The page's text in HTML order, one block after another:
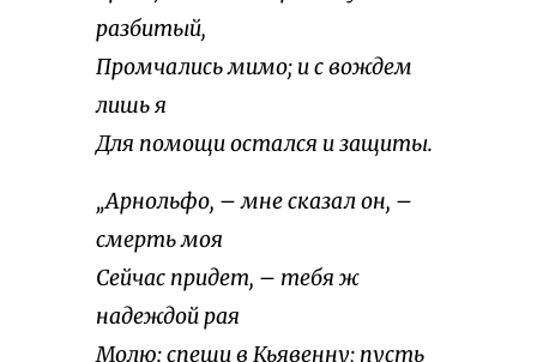
разбитый,
Промчались мимо; и с вождем
лишь я
Для помощи остался и защиты.
„Арнольфо, – мне сказал он, –
смерть моя
Сейчас придет, – тебя ж
надеждой рая
Молю: спеши в Кьявенну; пусть